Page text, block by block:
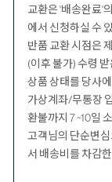
교환은 '배송완료'
에서 신청하실 수
반품 교환 시점은
(이후 불가) 수령
상품 상태를 당사
가상계좌/무통장
환불까지 7 ~10일
고객님의 단순변
서 배송비를 차감